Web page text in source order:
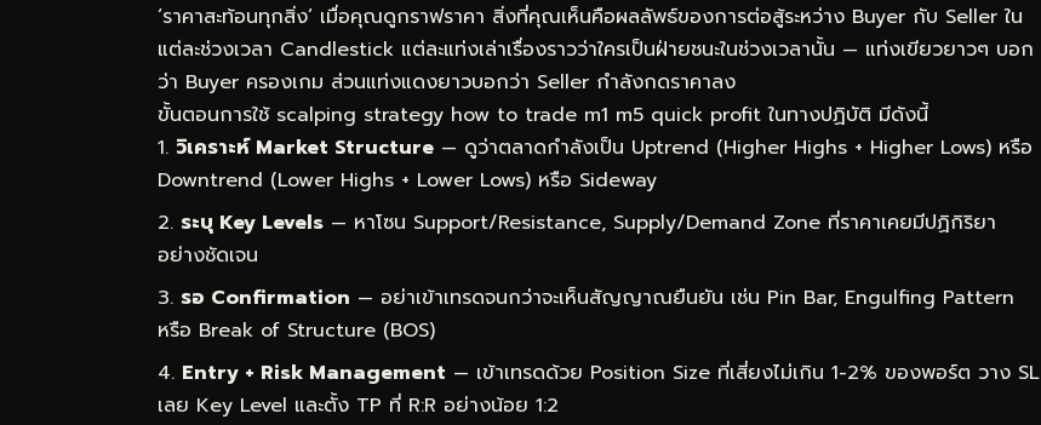
‘ราคาสะท้อนทุกสิ่ง’ เมื่อคุณดูกราฟราคา สิ่งที่คุณเห็นคือผลลัพธ์ของการต่อสู้ระหว่าง Buyer กับ Seller ใน
แต่ละช่วงเวลา Candlestick แต่ละแท่งเล่าเรื่องราวว่าใครเป็นฝ่ายชนะในช่วงเวลานั้น — แท่งเขียวยาวๆ บอก
ว่า Buyer ครองเกม ส่วนแท่งแดงยาวบอกว่า Seller กำลังกดราคาลง
ขั้นตอนการใช้ scalping strategy how to trade m1 m5 quick profit ในทางปฏิบัติ มีดังนี้
วิเคราะห์ Market Structure — ดูว่าตลาดกำลังเป็น Uptrend (Higher Highs + Higher Lows) หรือ
Downtrend (Lower Highs + Lower Lows) หรือ Sideway
ระบุ Key Levels — หาโซน Support/Resistance, Supply/Demand Zone ที่ราคาเคยมีปฏิกิริยา
อย่างชัดเจน
รอ Confirmation — อย่าเข้าเทรดจนกว่าจะเห็นสัญญาณยืนยัน เช่น Pin Bar, Engulfing Pattern
หรือ Break of Structure (BOS)
Entry + Risk Management — เข้าเทรดด้วย Position Size ที่เสี่ยงไม่เกิน 1-2% ของพอร์ต วาง SL
เลย Key Level และตั้ง TP ที่ R:R อย่างน้อย 1:2